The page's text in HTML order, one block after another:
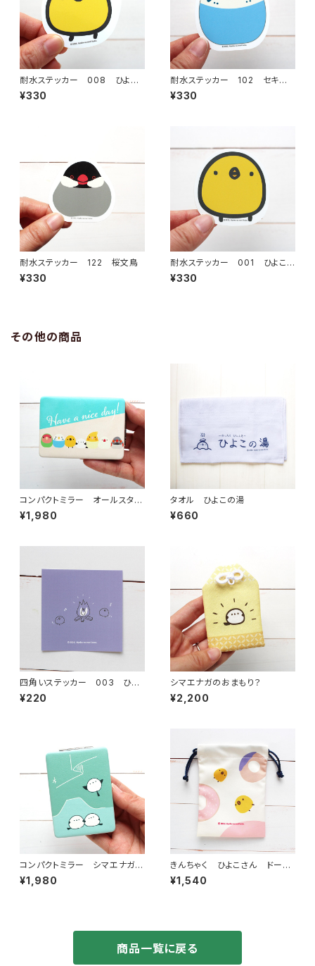
耐水ステッカー 008 ひよこ
さん どや
¥330
耐水ステッカー 102 セキセ
イインコ ノーマルブルー
¥330
耐水ステッカー 122 桜文鳥
¥330
耐水ステッカー 001 ひよこさ
ん
¥330
その他の商品
コンパクトミラー オールスタ
ー Have a nice day!
¥1,980
タオル ひよこの湯
¥660
四角いステッカー 003 ひよ
こさんキャンプ
¥220
シマエナガのおまもり？
¥2,200
コンパクトミラー シマエナガオ
ーロラ
¥1,980
きんちゃく ひよこさん ドーナ
ツ
¥1,540
商品一覧に戻る